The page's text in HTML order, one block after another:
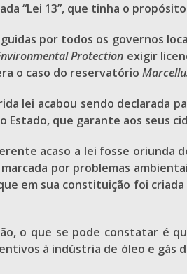
“Lei 13”, que tinha o
por todos os governos
Protection exigir
o caso do reservatório
lei acabou sendo declarada
que garante aos seus
acaso a lei fosse
por problemas
em sua constituição foi
o que se pode constatar é
à indústria de óleo e